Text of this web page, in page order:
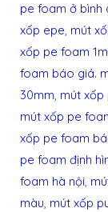
pe foam ở bình
xốp epe, mút
xốp pe foam
foam báo giá.
30mm, mút
mút xốp pe
xốp pe foam
pe foam định
foam hà nội,
màu, mút xốp